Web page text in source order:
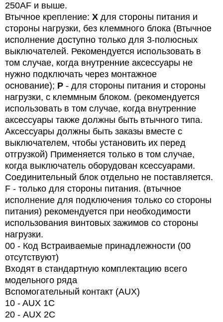
250AF и выше.
Втычное крепление: X для стороны питания и
стороны нагрузки, без клеммного блока (Втычное
исполнение доступно только для 3-полюсных
выключателей. Рекомендуется использовать в
том случае, когда внутренние аксессуары не
нужно подключать через монтажное
основание); P - для стороны питания и стороны
нагрузки, с клеммным блоком. (рекомендуется
использовать в том случае, когда внутренние
аксессуары также должны быть втычного типа.
Аксессуары должны быть заказы вместе с
выключателем, чтобы установить их перед
отгрузкой) Применяется только в том случае,
когда выключатель оборудован ксессуарами.
Соединительный блок отдельно не поставляется.
F - только для стороны питания. (втычное
исполнение для подключения только со стороны
питания) рекомендуется при необходимости
использования винтовых зажимов со стороны
нагрузки.
00 - Код Встраиваемые принадлежности (00
отсутствуют)
Входят в стандартную комплектацию всего
модельного ряда
Вспомогательный контакт (AUX)
10 - AUX 1C
20 - AUX 2C